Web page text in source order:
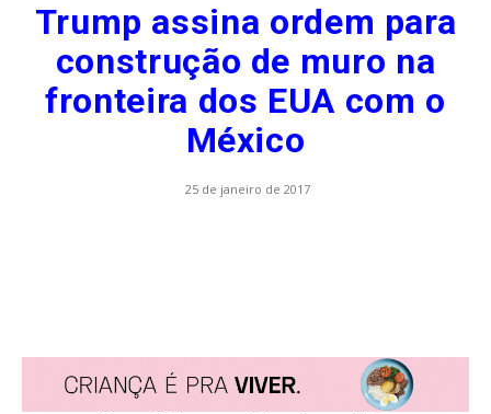
Trump assina ordem para
construção de muro na
fronteira dos EUA com o
México
25 de janeiro de 2017